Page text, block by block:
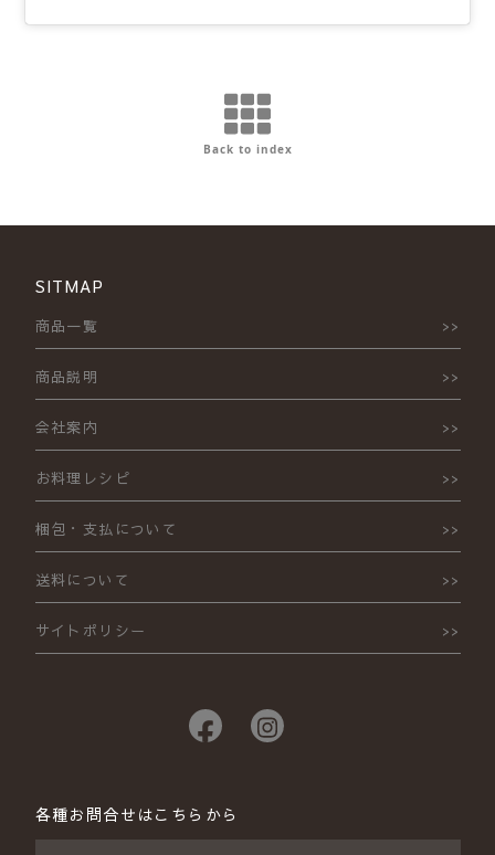
Back to index
SITMAP
商品一覧
商品説明
会社案内
お料理レシピ
梱包・支払について
送料について
サイトポリシー
各種お問合せはこちらから